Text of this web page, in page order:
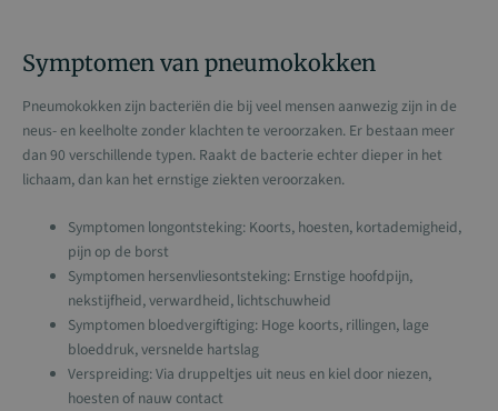
Symptomen van pneumokokken
Pneumokokken zijn bacteriën die bij veel mensen aanwezig zijn in de
neus- en keelholte zonder klachten te veroorzaken. Er bestaan meer
dan 90 verschillende typen. Raakt de bacterie echter dieper in het
lichaam, dan kan het ernstige ziekten veroorzaken.
Symptomen longontsteking: Koorts, hoesten, kortademigheid,
pijn op de borst
Symptomen hersenvliesontsteking: Ernstige hoofdpijn,
nekstijfheid, verwardheid, lichtschuwheid
Symptomen bloedvergiftiging: Hoge koorts, rillingen, lage
bloeddruk, versnelde hartslag
Verspreiding: Via druppeltjes uit neus en kiel door niezen,
hoesten of nauw contact